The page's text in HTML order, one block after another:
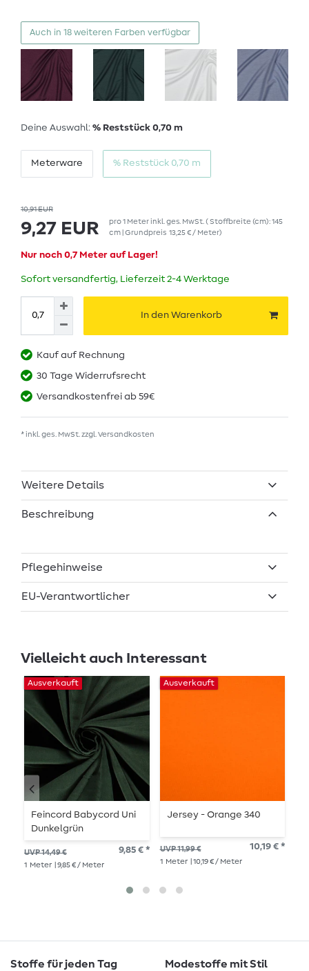
Auch in 18 weiteren Farben verfügbar
Deine Auswahl: % Reststück 0,70 m
Meterware % Reststück 0,70 m
10,91 EUR
9,27 EUR pro1 Meterinkl. ges. MwSt. ( Stoffbreite (cm): 145
cm | Grundpreis 13,25 € / Meter)
Nur noch 0,7 Meter auf Lager!
Sofort versandfertig, Lieferzeit 2-4 Werktage
In den Warenkorb
Kauf auf Rechnung
30 Tage Widerrufsrecht
Versandkostenfrei ab 59€
* inkl. ges. MwSt. zzgl. Versandkosten
Weitere Details
Beschreibung
Pflegehinweise
EU-Verantwortlicher
Vielleicht auch Interessant
Ausverkauft
Feincord Babycord Uni
Dunkelgrün
UVP 14,49 € 9,85 € *
1 Meter | 9,85 € / Meter
Ausverkauft
Jersey - Orange 340
UVP 11,99 € 10,19 € *
1 Meter | 10,19 € / Meter
Stoffe für jeden Tag Modestoffe mit Stil